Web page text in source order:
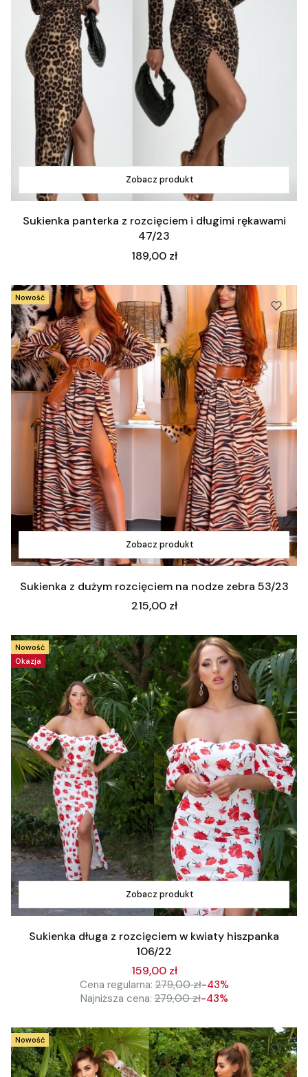
Zobacz produkt
Sukienka panterka z rozcięciem i długimi rękawami
47/23
Cena
189,00 zł
Nowość
Zobacz produkt
Sukienka z dużym rozcięciem na nodze zebra 53/23
Cena
215,00 zł
Okazja
Nowość
Zobacz produkt
Sukienka długa z rozcięciem w kwiaty hiszpanka
106/22
159,00 zł
Cena regularna: 279,00 zł-43%
Najniższa cena: 279,00 zł-43%
Nowość